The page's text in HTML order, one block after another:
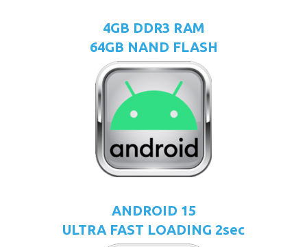
4GB DDR3 RAM
64GB NAND FLASH
ANDROID 15
ULTRA FAST LOADING 2sec